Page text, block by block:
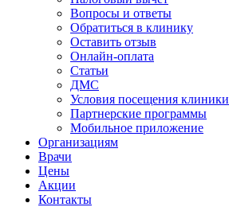
Вопросы и ответы
Обратиться в клинику
Оставить отзыв
Онлайн-оплата
Статьи
ДМС
Условия посещения клиники
Партнерские программы
Мобильное приложение
Организациям
Врачи
Цены
Акции
Контакты